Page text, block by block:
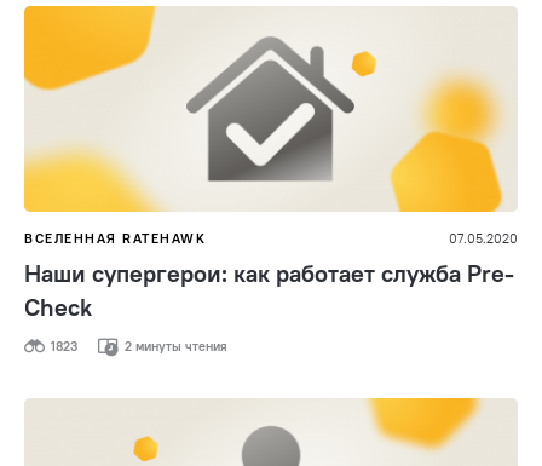
ВСЕЛЕННАЯ RATEHAWK 07.05.2020
Наши супергерои: как работает служба Pre-
Check
1823 2 минуты чтения